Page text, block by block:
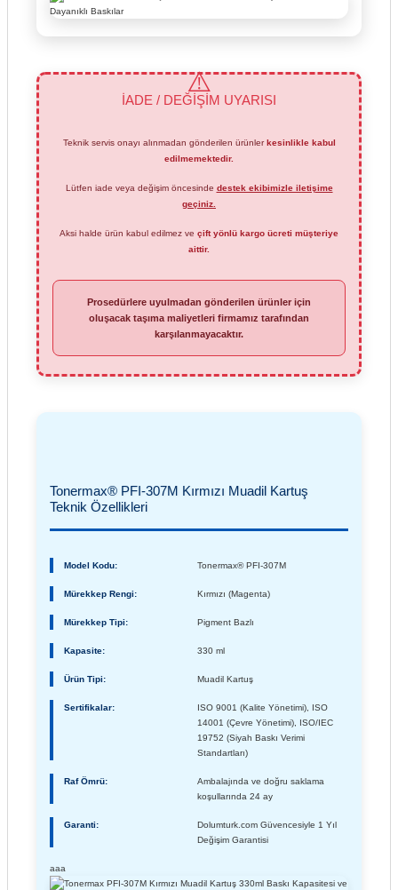
İADE / DEĞİŞİM UYARISI
Teknik servis onayı alınmadan gönderilen ürünlerkesinlikle kabul
edilmemektedir.
Lütfen iade veya değişim öncesinde destek ekibimizle iletişime
geçiniz.
Aksi halde ürün kabul edilmez ve çift yönlü kargo ücreti müşteriye
aittir.
Prosedürlere uyulmadan gönderilen ürünler için
oluşacak taşıma maliyetleri firmamız tarafından
karşılanmayacaktır.
Tonermax® PFI-307M Kırmızı Muadil Kartuş
Teknik Özellikleri
Model Kodu: Tonermax® PFI-307M
Mürekkep Rengi: Kırmızı (Magenta)
Mürekkep Tipi: Pigment Bazlı
Kapasite: 330 ml
Ürün Tipi: Muadil Kartuş
Sertifikalar:
ISO 9001 (Kalite Yönetimi), ISO
14001 (Çevre Yönetimi), ISO/IEC
19752 (Siyah Baskı Verimi
Standartları)
Raf Ömrü:
Ambalajında ve doğru saklama
koşullarında 24 ay
Garanti:
Dolumturk.com Güvencesiyle 1 Yıl
Değişim Garantisi
aaa